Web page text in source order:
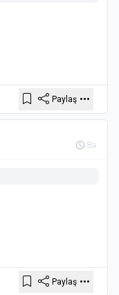
Paylaş
8a
Paylaş